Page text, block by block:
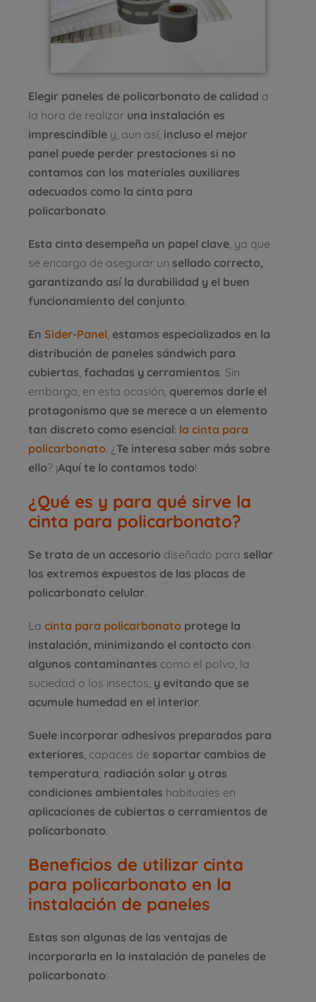
Elegir paneles de policarbonato de calidad a
la hora de realizar una instalación es
imprescindible y, aun así, incluso el mejor
panel puede perder prestaciones si no
contamos con los materiales auxiliares
adecuados como la cinta para
policarbonato.
Esta cinta desempeña un papel clave, ya que
se encarga de asegurar un sellado correcto,
garantizando así la durabilidad y el buen
funcionamiento del conjunto.
En Sider-Panel, estamos especializados en la
distribución de paneles sándwich para
cubiertas, fachadas y cerramientos. Sin
embargo, en esta ocasión, queremos darle el
protagonismo que se merece a un elemento
tan discreto como esencial: la cinta para
policarbonato. ¿Te interesa saber más sobre
ello? ¡Aquí te lo contamos todo!
¿Qué es y para qué sirve la
cinta para policarbonato?
Se trata de un accesorio diseñado para sellar
los extremos expuestos de las placas de
policarbonato celular.
La cinta para policarbonato protege la
instalación, minimizando el contacto con
algunos contaminantes como el polvo, la
suciedad o los insectos, y evitando que se
acumule humedad en el interior.
Suele incorporar adhesivos preparados para
exteriores, capaces de soportar cambios de
temperatura, radiación solar y otras
condiciones ambientales habituales en
aplicaciones de cubiertas o cerramientos de
policarbonato.
Beneficios de utilizar cinta
para policarbonato en la
instalación de paneles
Estas son algunas de las ventajas de
incorporarla en la instalación de paneles de
policarbonato: